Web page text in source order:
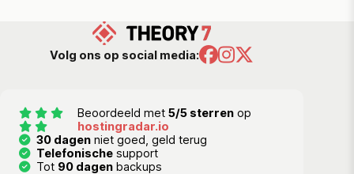
Volg ons op social media:
Beoordeeld met 5/5 sterrenop
hostingradar.io
30 dagen niet goed, geld terug
Telefonische support
Tot 90 dagen backups